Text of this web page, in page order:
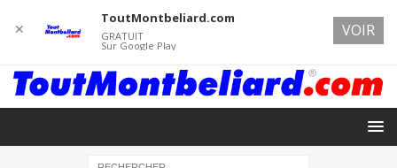
✕
ToutMontbeliard.com
GRATUIT
Sur Google Play
VOIR